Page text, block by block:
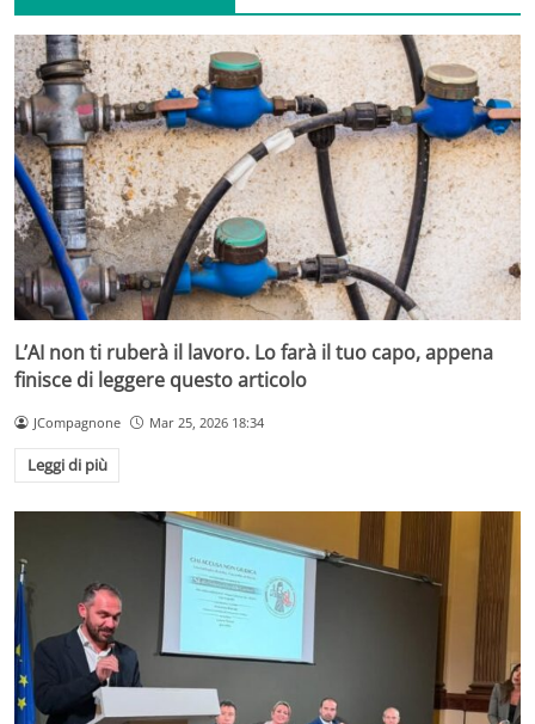
L’AI non ti ruberà il lavoro. Lo farà il tuo capo, appena
finisce di leggere questo articolo
JCompagnone Mar 25, 2026 18:34
Leggi di più